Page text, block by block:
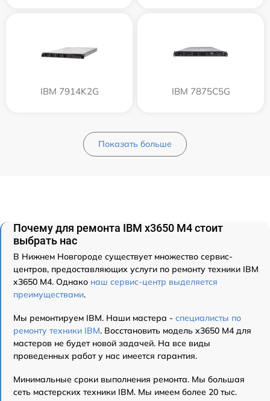
IBM 7914K2G IBM 7875C5G
Показать больше
Почему для ремонта IBM x3650 M4 стоит
выбрать нас
В Нижнем Новгороде существует множество сервис-
центров, предоставляющих услуги по ремонту техники IBM
x3650 M4. Однако наш сервис-центр выделяется
преимуществами.
Мы ремонтируем IBM. Наши мастера - специалисты по
ремонту техники IBM. Восстановить модель x3650 M4 для
мастеров не будет новой задачей. На все виды
проведенных работ у нас имеется гарантия.
Минимальные сроки выполнения ремонта. Мы большая
сеть мастерских техники IBM. Мы имеем более 20 тыс.